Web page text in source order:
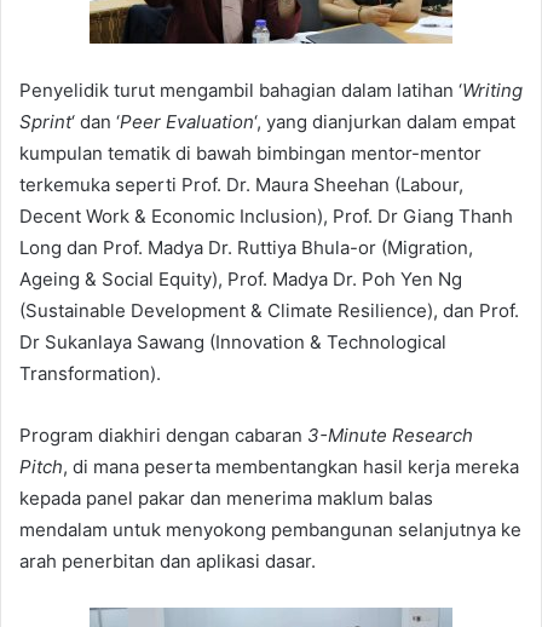
Penyelidik turut mengambil bahagian dalam latihan ‘Writing
Sprint‘ dan ‘Peer Evaluation‘, yang dianjurkan dalam empat
kumpulan tematik di bawah bimbingan mentor-mentor
terkemuka seperti Prof. Dr. Maura Sheehan (Labour,
Decent Work & Economic Inclusion), Prof. Dr Giang Thanh
Long dan Prof. Madya Dr. Ruttiya Bhula-or (Migration,
Ageing & Social Equity), Prof. Madya Dr. Poh Yen Ng
(Sustainable Development & Climate Resilience), dan Prof.
Dr Sukanlaya Sawang (Innovation & Technological
Transformation).
Program diakhiri dengan cabaran 3-Minute Research
Pitch, di mana peserta membentangkan hasil kerja mereka
kepada panel pakar dan menerima maklum balas
mendalam untuk menyokong pembangunan selanjutnya ke
arah penerbitan dan aplikasi dasar.